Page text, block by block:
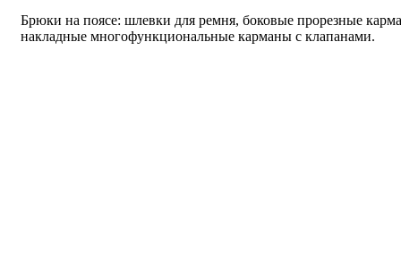
Брюки на поясе: шлевки для ремня, боковые прорезные
накладные многофункциональные карманы с клапанами.